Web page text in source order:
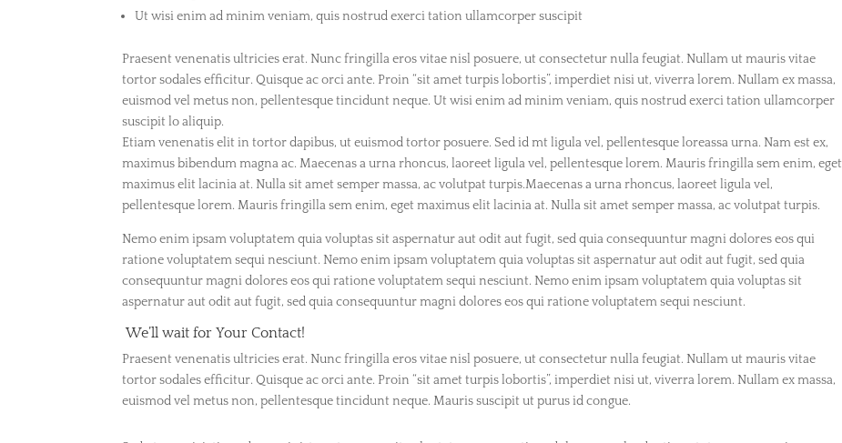
Ut wisi enim ad minim veniam, quis nostrud exerci tation ullamcorper suscipit
Praesent venenatis ultricies erat. Nunc fringilla eros vitae nisl posuere, ut consectetur nulla feugiat. Nullam ut mauris vitae
tortor sodales efficitur. Quisque ac orci ante. Proin “sit amet turpis lobortis”, imperdiet nisi ut, viverra lorem. Nullam ex massa,
euismod vel metus non, pellentesque tincidunt neque. Ut wisi enim ad minim veniam, quis nostrud exerci tation ullamcorper
suscipit lo aliquip.
Etiam venenatis elit in tortor dapibus, ut euismod tortor posuere. Sed id mt ligula vel, pellentesque loreassa urna. Nam est ex,
maximus bibendum magna ac. Maecenas a urna rhoncus, laoreet ligula vel, pellentesque lorem. Mauris fringilla sem enim, eget
maximus elit lacinia at. Nulla sit amet semper massa, ac volutpat turpis.Maecenas a urna rhoncus, laoreet ligula vel,
pellentesque lorem. Mauris fringilla sem enim, eget maximus elit lacinia at. Nulla sit amet semper massa, ac volutpat turpis.
Nemo enim ipsam voluptatem quia voluptas sit aspernatur aut odit aut fugit, sed quia consequuntur magni dolores eos qui
ratione voluptatem sequi nesciunt. Nemo enim ipsam voluptatem quia voluptas sit aspernatur aut odit aut fugit, sed quia
consequuntur magni dolores eos qui ratione voluptatem sequi nesciunt. Nemo enim ipsam voluptatem quia voluptas sit
aspernatur aut odit aut fugit, sed quia consequuntur magni dolores eos qui ratione voluptatem sequi nesciunt.
We’ll wait forYour Contact!
Praesent venenatis ultricies erat. Nunc fringilla eros vitae nisl posuere, ut consectetur nulla feugiat. Nullam ut mauris vitae
tortor sodales efficitur. Quisque ac orci ante. Proin “sit amet turpis lobortis”, imperdiet nisi ut, viverra lorem. Nullam ex massa,
euismod vel metus non, pellentesque tincidunt neque. Mauris suscipit ut purus id congue.